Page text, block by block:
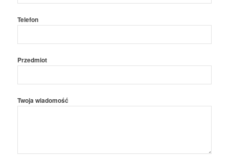
Telefon
Przedmiot
Twoja wiadomość